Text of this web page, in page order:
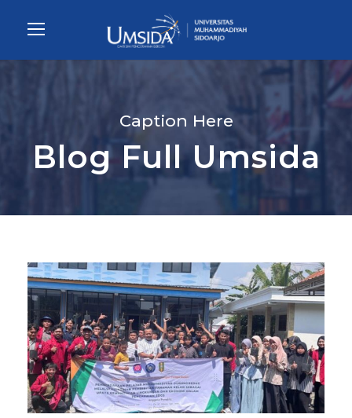
Caption Here
Blog Full Umsida